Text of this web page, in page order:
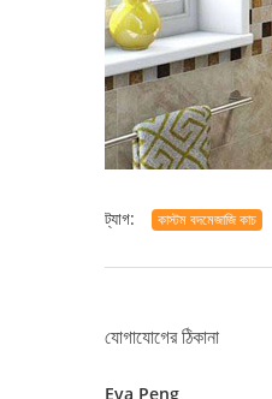
ট্যাগ: কাস্টম বদমেজাজি কাচ
যোগাযোগের ঠিকানা
Eva Peng